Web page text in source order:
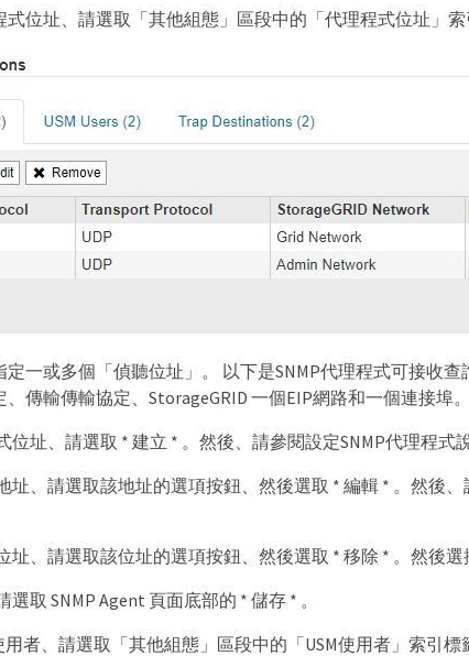
位址、請選取「其他組態」區段中的「代理程式位址」索
一或多個「偵聽位址」。 以下是SNMP代理程式可接收
傳輸傳輸協定、StorageGRID 一個EIP網路和一個連接埠。
位址、請選取 * 建立 * 。然後、請參閱設定SNMP代理程式
址、請選取該地址的選項按鈕、然後選取 * 編輯 * 。然後
址、請選取該位址的選項按鈕、然後選取 * 移除 * 。然後選
取 SNMP Agent 頁面底部的 * 儲存 * 。
者、請選取「其他組態」區段中的「USM使用者」索引標